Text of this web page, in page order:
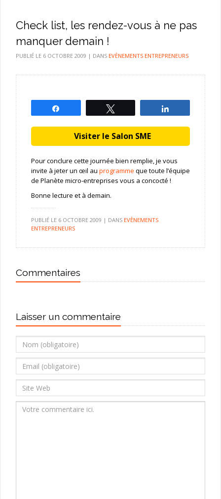
Check list, les rendez-vous à ne pas
manquer demain !
PUBLIÉ LE 6 OCTOBRE 2009 | DANS EVÈNEMENTS ENTREPRENEURS
Visiter le Salon SME
Pour conclure cette journée bien remplie, je vous
invite à jeter un œil au programme que toute l’équipe
de Planète micro-entreprises vous a concocté !
Bonne lecture et à demain.
PUBLIÉ LE 6 OCTOBRE 2009 | DANS EVÈNEMENTS
ENTREPRENEURS
Commentaires
Laisser un commentaire